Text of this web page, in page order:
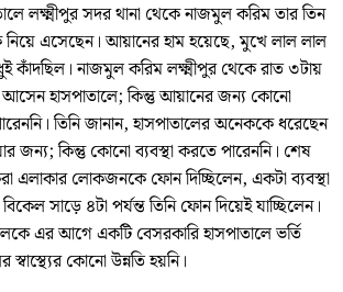
লক্ষ্মীপুর সদর থানা থেকে নাজমুল করিম তার তিন
এসেছেন। আয়ানের হাম হয়েছে, মুখে লাল লাল
কাঁদছিল। নাজমুল করিম লক্ষ্মীপুর থেকে রাত ৩টায়
হাসপাতালে; কিন্তু আয়ানের জন্য কোনো
তিনি জানান, হাসপাতালের অনেককে ধরেছেন
জন্য; কিন্তু কোনো ব্যবস্থা করতে পারেননি। শেষ
এলাকার লোকজনকে ফোন দিচ্ছিলেন, একটা ব্যবস্থা
সাড়ে ৪টা পর্যন্ত তিনি ফোন দিয়েই যাচ্ছিলেন।
এর আগে একটি বেসরকারি হাসপাতালে ভর্তি
কোনো উন্নতি হয়নি।